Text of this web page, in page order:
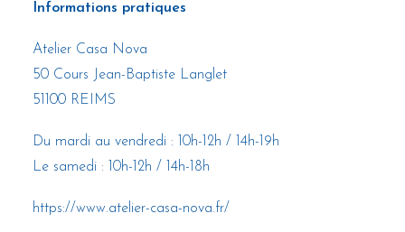
Informations pratiques
Atelier Casa Nova
50 Cours Jean-Baptiste Langlet
51100 REIMS
Du mardi au vendredi : 10h-12h / 14h-19h
Le samedi : 10h-12h / 14h-18h
https://www.atelier-casa-nova.fr/